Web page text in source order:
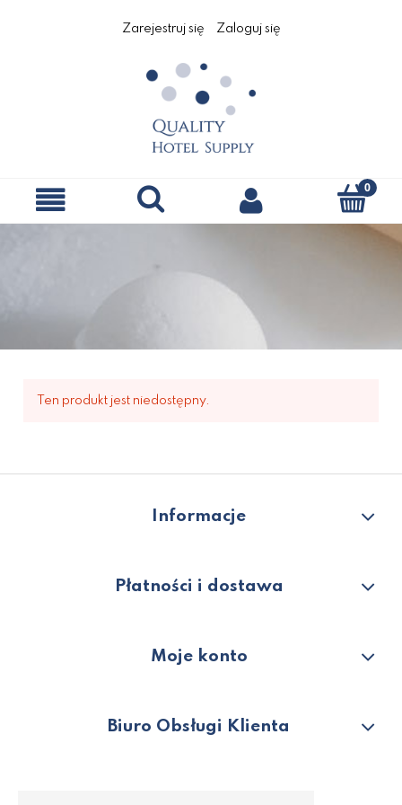
Zarejestruj się Zaloguj się
Ten produkt jest niedostępny.
Informacje
Płatności i dostawa
Moje konto
Biuro Obsługi Klienta